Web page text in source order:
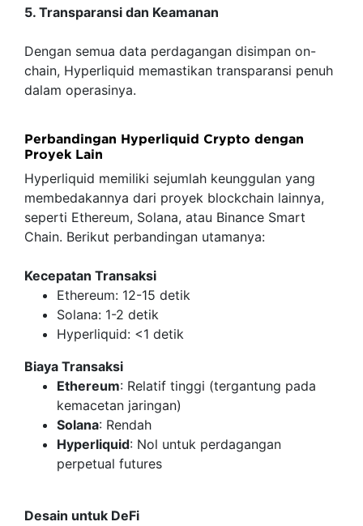
5. Transparansi dan Keamanan
Dengan semua data perdagangan disimpan on-
chain, Hyperliquid memastikan transparansi penuh
dalam operasinya.
Perbandingan Hyperliquid Crypto dengan
Proyek Lain
Hyperliquid memiliki sejumlah keunggulan yang
membedakannya dari proyek blockchain lainnya,
seperti Ethereum, Solana, atau Binance Smart
Chain. Berikut perbandingan utamanya:
Kecepatan Transaksi
Ethereum: 12-15 detik
Solana: 1-2 detik
Hyperliquid: <1 detik
Biaya Transaksi
Ethereum: Relatif tinggi (tergantung pada
kemacetan jaringan)
Solana: Rendah
Hyperliquid: Nol untuk perdagangan
perpetual futures
Desain untuk DeFi